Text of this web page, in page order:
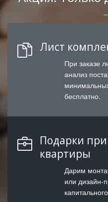
Лист
При заказе
анализ
бесплатно.
Подарки
квартиры
Дарим
или дизайн-